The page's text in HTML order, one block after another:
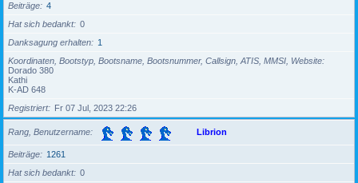
Beiträge
4
Hat sich bedankt
0
Danksagung erhalten
1
Koordinaten, Bootstyp, Bootsname, Bootsnummer, Callsign, ATIS, MMSI, Website
Dorado 380
Kathi
K-AD 648
Registriert
Fr 07 Jul, 2023 22:26
Rang, Benutzername Librion
Beiträge
1261
Hat sich bedankt
0